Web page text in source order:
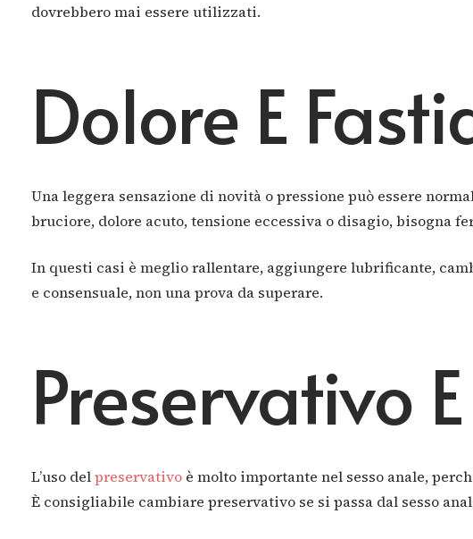
dovrebbero mai essere utilizzati.
Dolore E
Una leggera sensazione di novità o pressione può essere
bruciore, dolore acuto, tensione eccessiva o disagio, bisogna
In questi casi è meglio rallentare, aggiungere lubrificante,
e consensuale, non una prova da superare.
Preservativo
L’uso delpreservativoè molto importante nel sesso anale,
È consigliabile cambiare preservativo se si passa dal sesso